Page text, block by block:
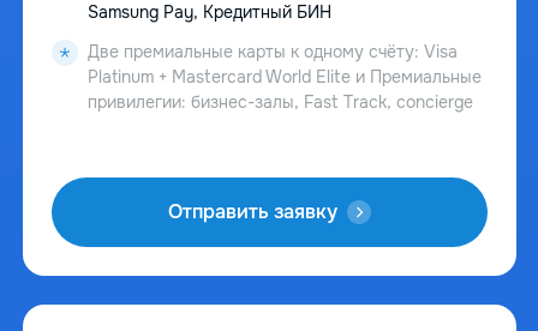
Samsung Pay, Кредитный БИН
Две премиальные карты к одному счёту: Visa
Platinum + Mastercard World Elite и Премиальные
привилегии: бизнес-залы, Fast Track, concierge
Отправить заявку